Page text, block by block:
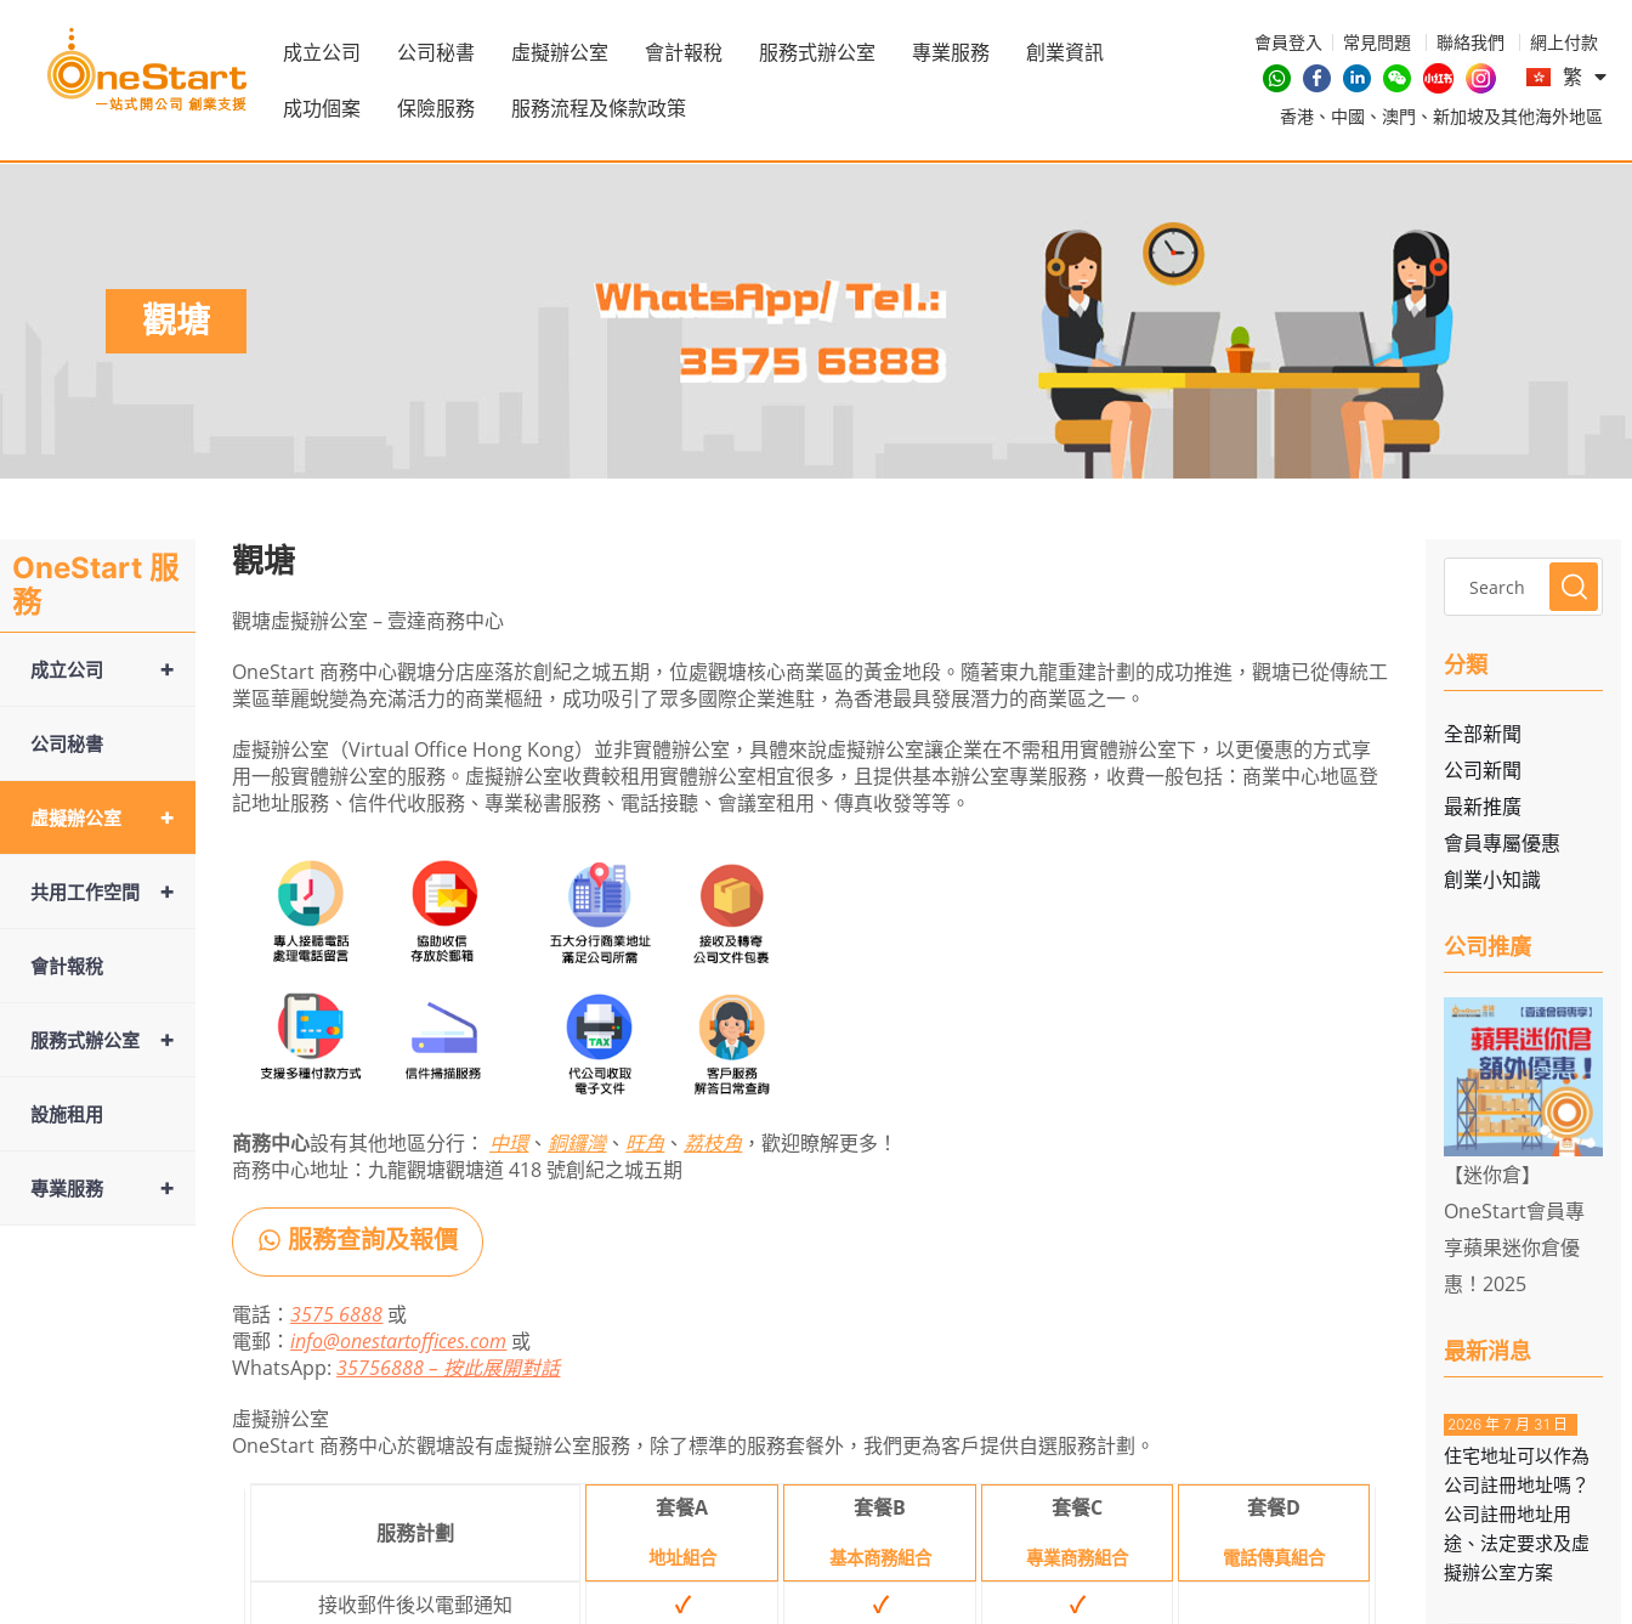
成立公司 公司秘書 虛擬辦公室 會計報稅 服務式辦公室 專業服務 創業資訊
成功個案 保險服務 服務流程及條款政策
會員登入 常見問題 聯絡我們 網上付款
繁
En
简
香港、中國、澳門、新加坡及其他海外地區
觀塘
OneStart 服
務
+
成立公司
公司秘書
+
虛擬辦公室
+
共用工作空間
會計報稅
+
服務式辦公室
設施租用
+
專業服務
觀塘
觀塘虛擬辦公室 – 壹達商務中心
OneStart 商務中心觀塘分店座落於創紀之城五期，位處觀塘核心商業區的黃金地段。隨著東九龍重建計劃的成功推進，觀塘已從傳統工
業區華麗蛻變為充滿活力的商業樞紐，成功吸引了眾多國際企業進駐，為香港最具發展潛力的商業區之一。
虛擬辦公室（Virtual Office Hong Kong）並非實體辦公室，具體來說虛擬辦公室讓企業在不需租用實體辦公室下，以更優惠的方式享
用一般實體辦公室的服務。虛擬辦公室收費較租用實體辦公室相宜很多，且提供基本辦公室專業服務，收費一般包括：商業中心地區登
記地址服務、信件代收服務、專業秘書服務、電話接聽、會議室租用、傳真收發等等。
商務中心設有其他地區分行： 中環、 銅鑼灣、 旺角、 荔枝角，歡迎瞭解更多！
商務中心地址：九龍觀塘觀塘道 418 號創紀之城五期
服務查詢及報價
電話：3575 6888 或
電郵：info@onestartoffices.com 或
WhatsApp:35756888 – 按此展開對話
虛擬辦公室
OneStart 商務中心於觀塘設有虛擬辦公室服務，除了標準的服務套餐外，我們更為客戶提供自選服務計劃。
服務計劃
套餐A
地址組合
套餐B
基本商務組合
套餐C
專業商務組合
套餐D
電話傳真組合
接收郵件後以電郵通知 ✓ ✓ ✓
分類
全部新聞
公司新聞
最新推廣
會員專屬優惠
創業小知識
公司推廣
【迷你倉】
OneStart會員專
享蘋果迷你倉優
惠！2025
最新消息
住宅地址可以作為
公司註冊地址嗎？
公司註冊地址用
途、法定要求及虛
擬辦公室方案
2026 年 7 月 31 日